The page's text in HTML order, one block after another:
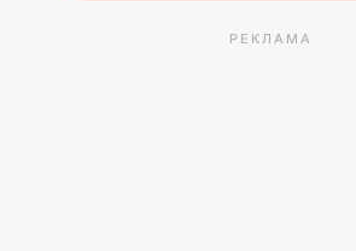
РЕКЛАМА